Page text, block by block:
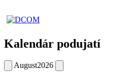
Kalendár podujatí
August2026